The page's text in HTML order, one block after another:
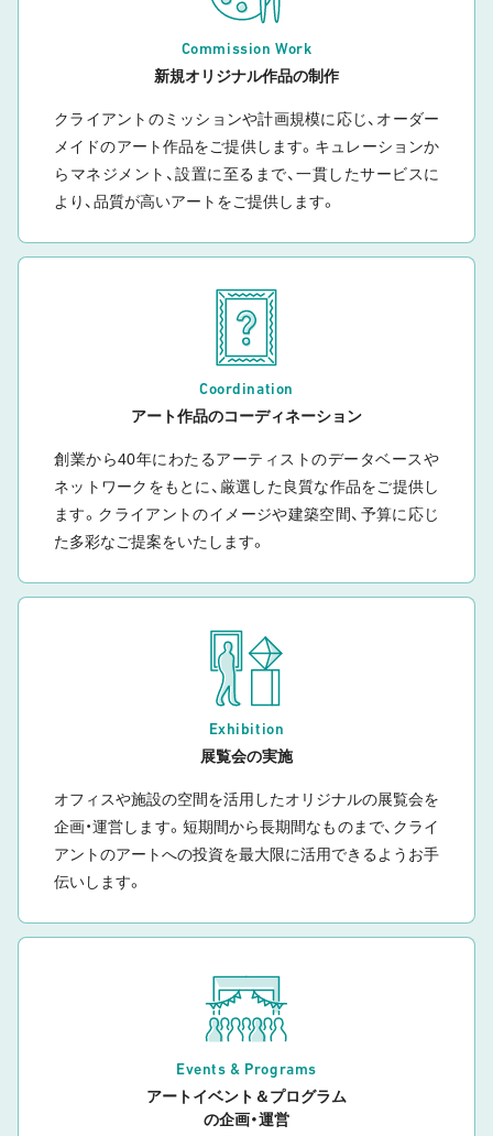
Commission Work
新規オリジナル作品の制作
クライアントのミッションや計画規模に応じ、オーダー
メイドのアート作品をご提供します。キュレーションか
らマネジメント、設置に至るまで、一貫したサービスに
より、品質が高いアートをご提供します。
Coordination
アート作品のコーディネーション
創業から40年にわたるアーティストのデータベースや
ネットワークをもとに、厳選した良質な作品をご提供し
ます。クライアントのイメージや建築空間、予算に応じ
た多彩なご提案をいたします。
Exhibition
展覧会の実施
オフィスや施設の空間を活用したオリジナルの展覧会を
企画・運営します。短期間から長期間なものまで、クライ
アントのアートへの投資を最大限に活用できるようお手
伝いします。
Events & Programs
アートイベント＆プログラム
の企画・運営